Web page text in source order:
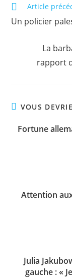
Article
Un policier
​La
rapport
VOUS
Fortune
Attention
Julia
gauche : «